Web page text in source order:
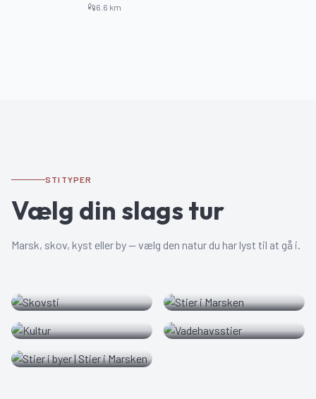
6.6 km
STITYPER
Vælg din slags tur
Marsk, skov, kyst eller by — vælg den natur du har lyst til at gå i.
Kultur Vadehavsstier
Stier i byer | Stier i
Marsken